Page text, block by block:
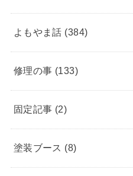
よもやま話 (384)
修理の事 (133)
固定記事 (2)
塗装ブース (8)